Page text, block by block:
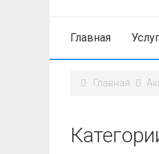
Главная
Главная